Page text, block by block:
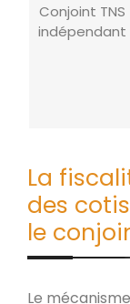
Conjoint TNS
indépendant
La
des
le
Le